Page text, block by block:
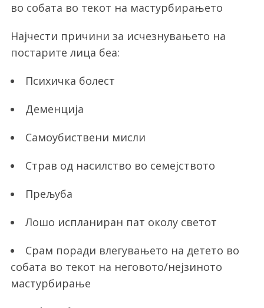
во собата во текот на мастурбирањето
Најчести причини за исчезнувањето на
постарите лица беа:
Психичка болест
Деменција
Самоубиствени мисли
Страв од насилство во семејството
Прељуба
Лошо испланиран пат околу светот
Срам поради влегувањето на детето во
собата во текот на неговото/нејзиното
мастурбирање